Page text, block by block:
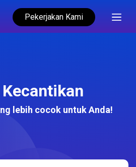
Pekerjakan Kami
lebih cocok untuk Anda!